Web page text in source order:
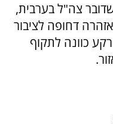
צה"ל בערבית,
דחופה לציבור
כוונה לתקוף